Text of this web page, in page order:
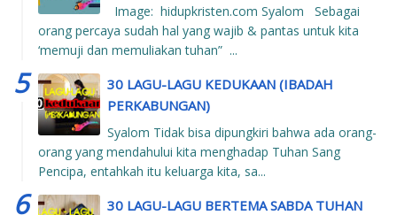
Image: hidupkristen.com Syalom Sebagai
orang percaya sudah hal yang wajib & pantas untuk kita
‘memuji dan memuliakan tuhan” ...
30 LAGU-LAGU KEDUKAAN (IBADAH
PERKABUNGAN)
Syalom Tidak bisa dipungkiri bahwa ada orang-
orang yang mendahului kita menghadap Tuhan Sang
Pencipa, entahkah itu keluarga kita, sa...
30 LAGU-LAGU BERTEMA SABDA TUHAN